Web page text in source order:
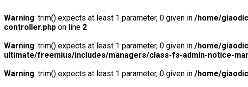
Warning: trim() expects at least 1 parameter, 0 given in /home/
controller.php on line 2
Warning: trim() expects at least 1 parameter, 0 given in /home/
ultimate/freemius/includes/managers/class-fs-admin-notice-
Warning: trim() expects at least 1 parameter, 0 given in /home/